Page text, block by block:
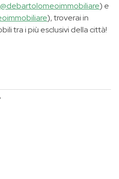
@debartolomeoimmobiliare) e
), troverai in
tra i più esclusivi della città!